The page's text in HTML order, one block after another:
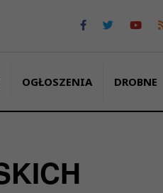
OGŁOSZENIA DROBNE